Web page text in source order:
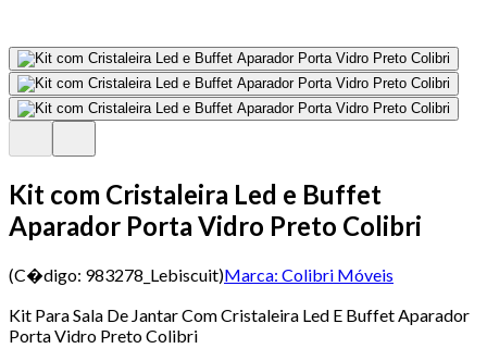
Kit com Cristaleira Led e Buffet
Aparador Porta Vidro Preto Colibri
(C�digo: 983278_Lebiscuit)Marca: Colibri Móveis
Kit Para Sala De Jantar Com Cristaleira Led E Buffet Aparador
Porta Vidro Preto Colibri